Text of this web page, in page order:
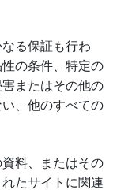
る保証も行わ
の条件、特定の
またはその他の
、他のすべての
料、またはその
たサイトに関連